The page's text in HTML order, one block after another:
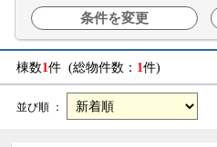
条件を変更
棟数1件 (総物件数： 1件)
並び順 ：